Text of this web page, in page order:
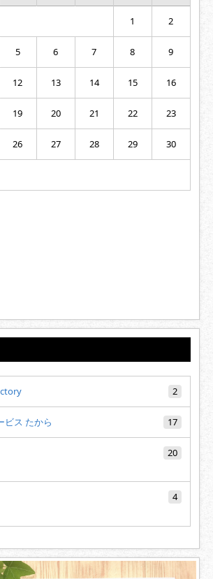
1 2
5 6 7 8
9
12 13 14 15 16
19 20 21 22 23
26 27 28 29 30
2
ビス たから 17
20
4